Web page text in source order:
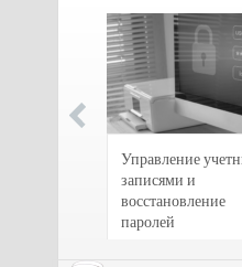
Управление
записями и
восстановление
паролей